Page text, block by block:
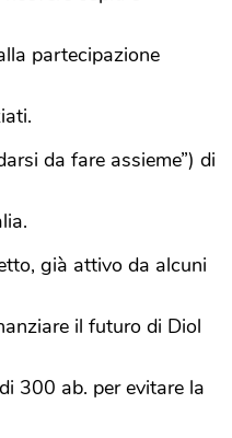
partecipazione
da fare assieme”) di
già attivo da alcuni
il futuro di Diol
300 ab. per evitare la